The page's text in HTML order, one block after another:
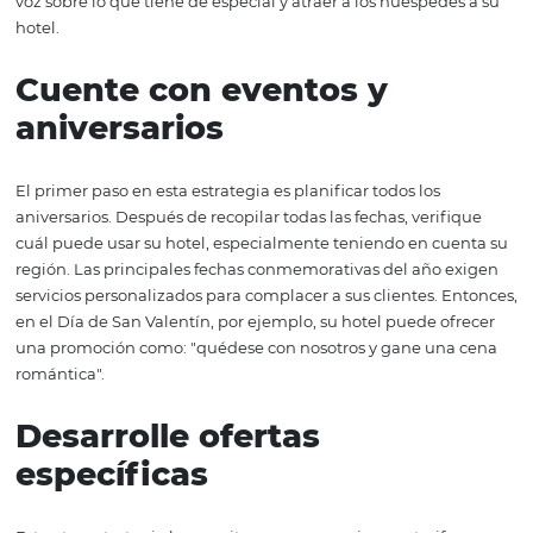
una mejora real de los servicios que permite atraer,
Ofrezca una experiencia
local
No espere que sus invitados pierdan el tiempo
hacer en la ciudad. Ofrézcale una guía de las
incluidos viajes a restaurantes locales y lugares
la ciudad. Estos paquetes creativos son una forma de
voz sobre lo que tiene de especial y atraer a los
Cuente con eventos y